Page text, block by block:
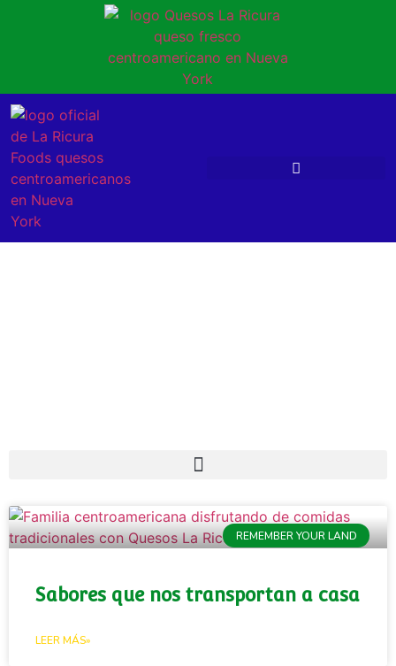
REMEMBER YOUR LAND
Sabores que nos transportan a casa
LEER MÁS»